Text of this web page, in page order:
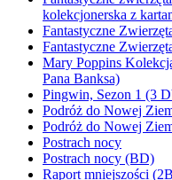
kolekcjonerska z
Fantastyczne
Fantastyczne
Mary Poppins
Pana Banksa)
Pingwin, Sezon 1 (3
Podróż do Nowej
Podróż do Nowej
Postrach nocy
Postrach nocy (BD)
Raport mniejszości